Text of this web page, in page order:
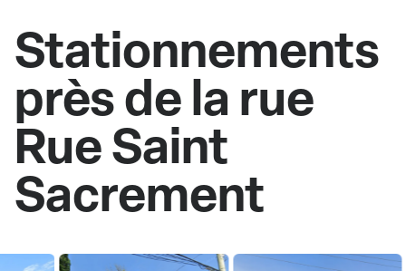
Stationnements
près de la rue
Rue Saint
Sacrement